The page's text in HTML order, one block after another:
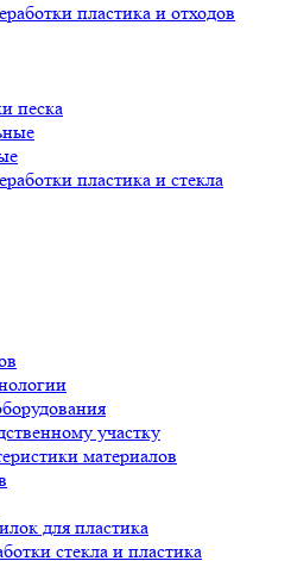
пластика и отходов
песка
пластика и стекла
участку
материалов
для пластика
стекла и пластика